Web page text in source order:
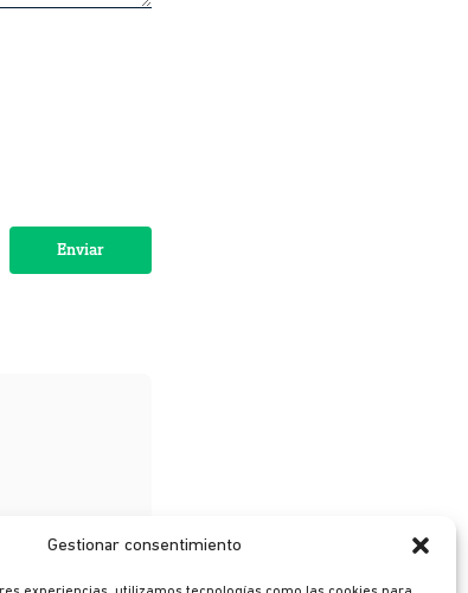
Gestionar consentimiento